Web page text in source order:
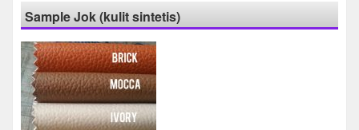
Sample Jok (kulit sintetis)